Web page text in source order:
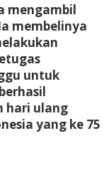
mengambil
membelinya
untuk
hari ulang
yang ke 75